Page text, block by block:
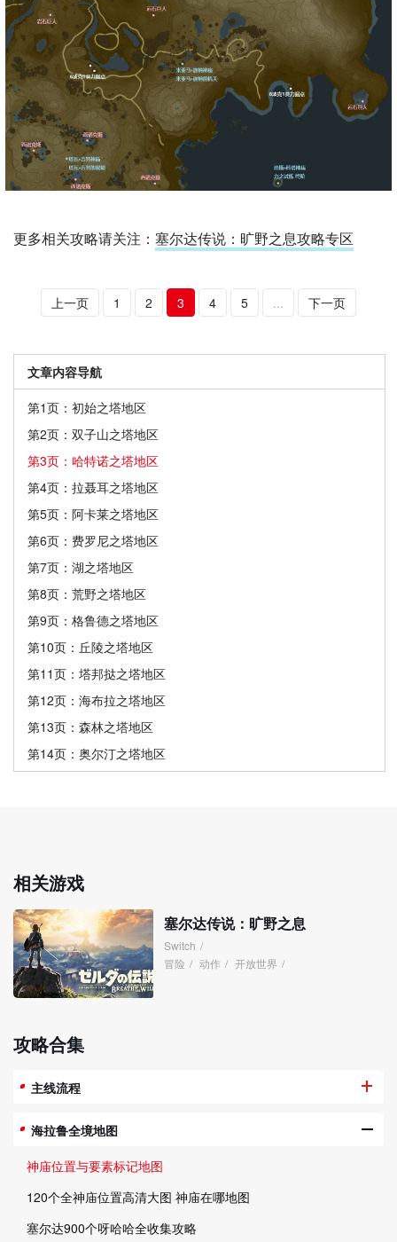
更多相关攻略请关注： 塞尔达传说：旷野之息攻略专区
上一页 1 2 3 4 5 ... 下一页
文章内容导航
第1页：初始之塔地区
第2页：双子山之塔地区
第3页：哈特诺之塔地区
第4页：拉聂耳之塔地区
第5页：阿卡莱之塔地区
第6页：费罗尼之塔地区
第7页：湖之塔地区
第8页：荒野之塔地区
第9页：格鲁德之塔地区
第10页：丘陵之塔地区
第11页：塔邦挞之塔地区
第12页：海布拉之塔地区
第13页：森林之塔地区
第14页：奥尔汀之塔地区
相关游戏
塞尔达传说：旷野之息
Switch /
冒险 / 动作 / 开放世界 /
攻略合集
主线流程
海拉鲁全境地图
神庙位置与要素标记地图
120个全神庙位置高清大图 神庙在哪地图
塞尔达900个呀哈哈全收集攻略